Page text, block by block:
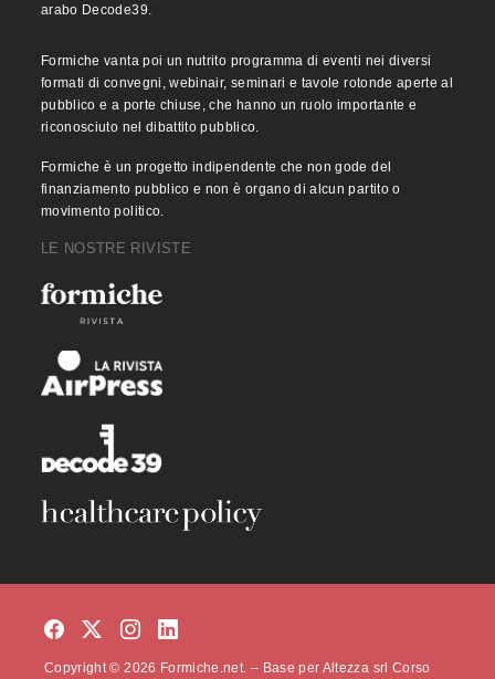
arabo Decode39.
Formiche vanta poi un nutrito programma di eventi nei diversi
formati di convegni, webinair, seminari e tavole rotonde aperte al
pubblico e a porte chiuse, che hanno un ruolo importante e
riconosciuto nel dibattito pubblico.
Formiche è un progetto indipendente che non gode del
finanziamento pubblico e non è organo di alcun partito o
movimento politico.
LE NOSTRE RIVISTE
Copyright © 2026 Formiche.net. – Base per Altezza srl Corso